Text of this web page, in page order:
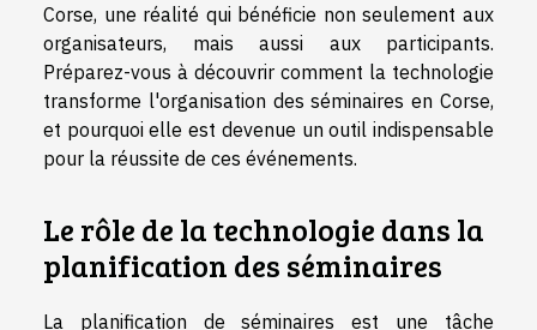
Corse, une réalité qui bénéficie non seulement aux
organisateurs, mais aussi aux participants.
Préparez-vous à découvrir comment la technologie
transforme l'organisation des séminaires en Corse,
et pourquoi elle est devenue un outil indispensable
pour la réussite de ces événements.
Le rôle de la technologie dans la
planification des séminaires
La planification de séminaires est une tâche